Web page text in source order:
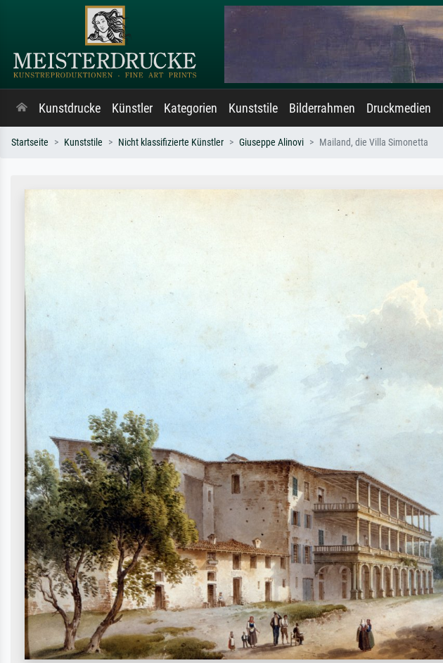
Kunstdrucke Künstler Kategorien Kunststile Bilderrahmen Druckmedien
Startseite Kunststile Nicht klassifizierte Künstler Giuseppe Alinovi Mailand, die Villa Simonetta